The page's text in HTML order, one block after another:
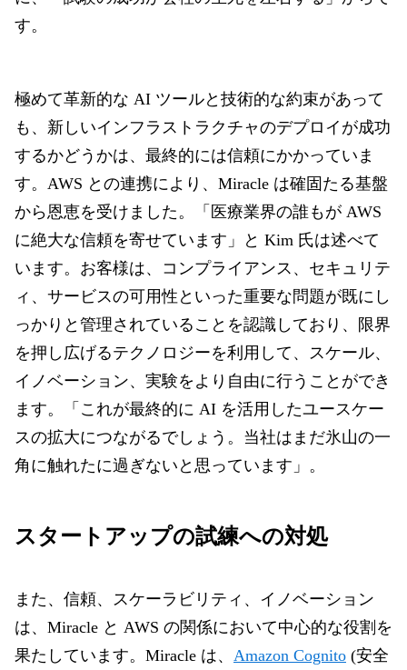
す。
極めて革新的な AI ツールと技術的な約束があって
も、新しいインフラストラクチャのデプロイが成功
するかどうかは、最終的には信頼にかかっていま
す。AWS との連携により、Miracle は確固たる基盤
から恩恵を受けました。「医療業界の誰もが AWS
に絶大な信頼を寄せています」と Kim 氏は述べて
います。お客様は、コンプライアンス、セキュリテ
ィ、サービスの可用性といった重要な問題が既にし
っかりと管理されていることを認識しており、限界
を押し広げるテクノロジーを利用して、スケール、
イノベーション、実験をより自由に行うことができ
ます。「これが最終的に AI を活用したユースケー
スの拡大につながるでしょう。当社はまだ氷山の一
角に触れたに過ぎないと思っています」。
スタートアップの試練への対処
また、信頼、スケーラビリティ、イノベーション
は、Miracle と AWS の関係において中心的な役割を
果たしています。Miracle は、 Amazon Cognito (安全